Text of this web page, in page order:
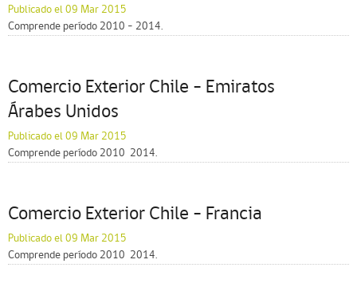
Publicado el 09 Mar 2015
Comprende período 2010 – 2014.
Comercio Exterior Chile – Emiratos
Árabes Unidos
Publicado el 09 Mar 2015
Comprende período 2010  2014.
Comercio Exterior Chile – Francia
Publicado el 09 Mar 2015
Comprende período 2010  2014.